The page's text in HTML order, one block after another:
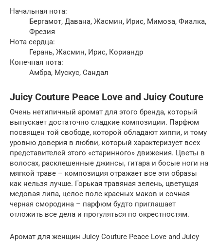
Начальная нота:
Бергамот, Давана, Жасмин, Ирис, Мимоза, Фиалка,
Фрезия
Нота сердца:
Герань, Жасмин, Ирис, Кориандр
Конечная нота:
Амбра, Мускус, Сандал
Juicy Couture Peace Love and Juicy Couture
Очень нетипичный аромат для этого бренда, который
выпускает достаточно сладкие композиции. Парфюм
посвящен той свободе, которой обладают хиппи, и тому
уровню доверия в любви, который характеризует всех
представителей этого «старинного» движения. Цветы в
волосах, расклешенные джинсы, гитара и босые ноги на
мягкой траве – композиция отражает все эти образы
как нельзя лучше. Горькая травяная зелень, цветущая
медовая липа, целое поле красных маков и сочная
черная смородина – парфюм будто приглашает
отложить все дела и прогуляться по окрестностям.
Аромат для женщин Juicy Couture Peace Love and Juicy